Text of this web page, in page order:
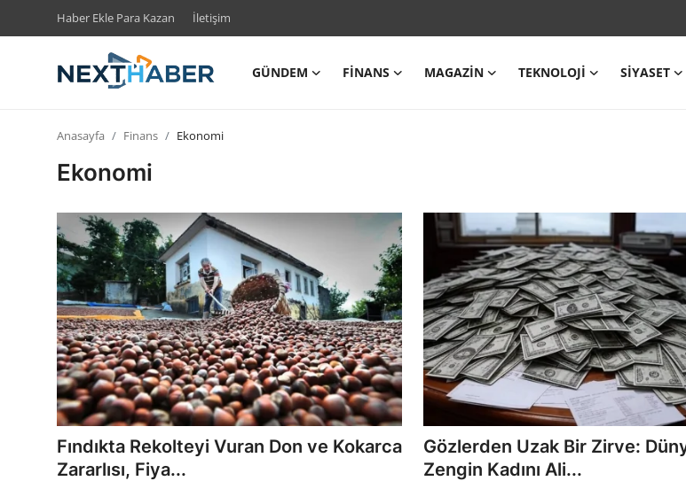
Haber Ekle Para Kazan İletişim
GÜNDEM FINANS MAGAZIN TEKNOLOJI SIYASET
Magazin
Teknoloji
Siyaset
Anasayfa Finans Ekonomi
Ekonomi
Fındıkta Rekolteyi Vuran Don ve Kokarca
Zararlısı, Fiya...
Gözlerden Uzak Bir Zirve:
Zengin Kadını Ali...